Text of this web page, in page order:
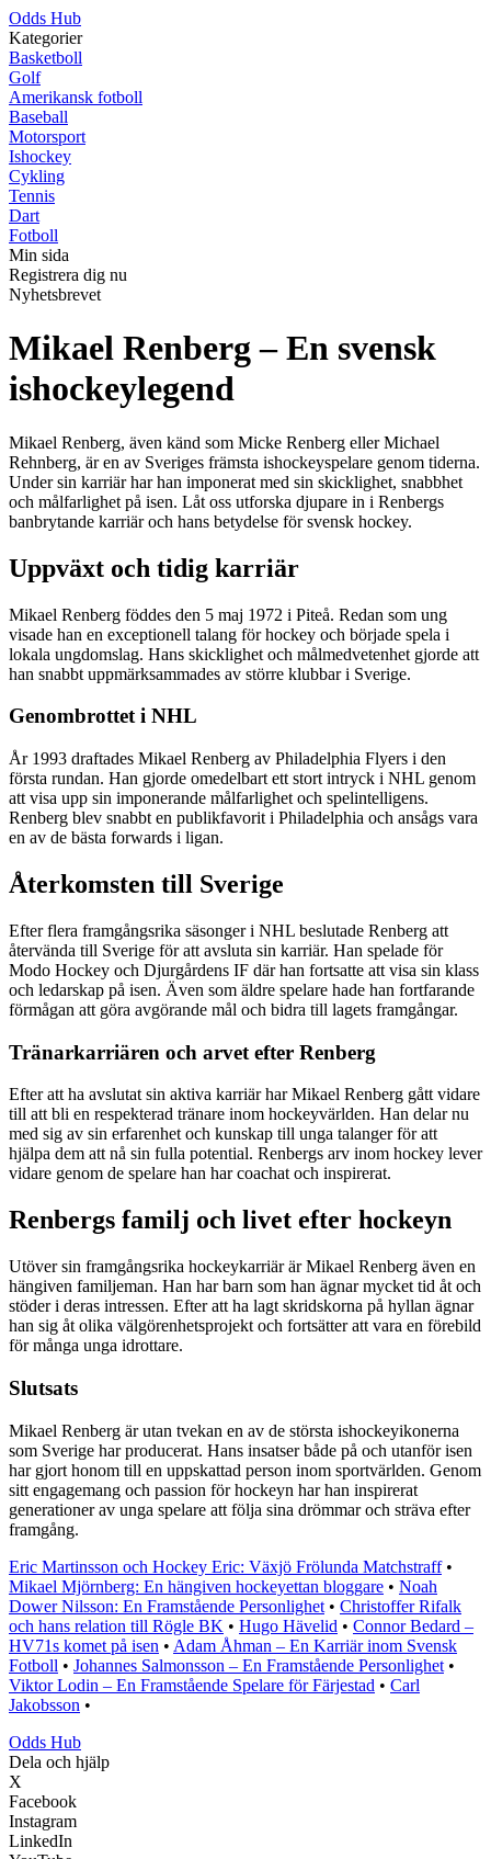
Odds Hub
Kategorier
Basketboll
Golf
Amerikansk fotboll
Baseball
Motorsport
Ishockey
Cykling
Tennis
Dart
Fotboll
Min sida
Registrera dig nu
Nyhetsbrevet
Mikael Renberg – En svensk
ishockeylegend
Mikael Renberg, även känd som Micke Renberg eller Michael
Rehnberg, är en av Sveriges främsta ishockeyspelare genom tiderna.
Under sin karriär har han imponerat med sin skicklighet, snabbhet
och målfarlighet på isen. Låt oss utforska djupare in i Renbergs
banbrytande karriär och hans betydelse för svensk hockey.
Uppväxt och tidig karriär
Mikael Renberg föddes den 5 maj 1972 i Piteå. Redan som ung
visade han en exceptionell talang för hockey och började spela i
lokala ungdomslag. Hans skicklighet och målmedvetenhet gjorde att
han snabbt uppmärksammades av större klubbar i Sverige.
Genombrottet i NHL
År 1993 draftades Mikael Renberg av Philadelphia Flyers i den
första rundan. Han gjorde omedelbart ett stort intryck i NHL genom
att visa upp sin imponerande målfarlighet och spelintelligens.
Renberg blev snabbt en publikfavorit i Philadelphia och ansågs vara
en av de bästa forwards i ligan.
Återkomsten till Sverige
Efter flera framgångsrika säsonger i NHL beslutade Renberg att
återvända till Sverige för att avsluta sin karriär. Han spelade för
Modo Hockey och Djurgårdens IF där han fortsatte att visa sin klass
och ledarskap på isen. Även som äldre spelare hade han fortfarande
förmågan att göra avgörande mål och bidra till lagets framgångar.
Tränarkarriären och arvet efter Renberg
Efter att ha avslutat sin aktiva karriär har Mikael Renberg gått vidare
till att bli en respekterad tränare inom hockeyvärlden. Han delar nu
med sig av sin erfarenhet och kunskap till unga talanger för att
hjälpa dem att nå sin fulla potential. Renbergs arv inom hockey lever
vidare genom de spelare han har coachat och inspirerat.
Renbergs familj och livet efter hockeyn
Utöver sin framgångsrika hockeykarriär är Mikael Renberg även en
hängiven familjeman. Han har barn som han ägnar mycket tid åt och
stöder i deras intressen. Efter att ha lagt skridskorna på hyllan ägnar
han sig åt olika välgörenhetsprojekt och fortsätter att vara en förebild
för många unga idrottare.
Slutsats
Mikael Renberg är utan tvekan en av de största ishockeyikonerna
som Sverige har producerat. Hans insatser både på och utanför isen
har gjort honom till en uppskattad person inom sportvärlden. Genom
sitt engagemang och passion för hockeyn har han inspirerat
generationer av unga spelare att följa sina drömmar och sträva efter
framgång.
Eric Martinsson och Hockey Eric: Växjö Frölunda Matchstraff•
Mikael Mjörnberg: En hängiven hockeyettan bloggare • Noah
Dower Nilsson: En Framstående Personlighet • Christoffer Rifalk
och hans relation till Rögle BK • Hugo Hävelid • Connor Bedard –
HV71s komet på isen • Adam Åhman – En Karriär inom Svensk
Fotboll • Johannes Salmonsson – En Framstående Personlighet •
Viktor Lodin – En Framstående Spelare för Färjestad • Carl
Jakobsson •
Odds Hub
Dela och hjälp
X
Facebook
Instagram
LinkedIn